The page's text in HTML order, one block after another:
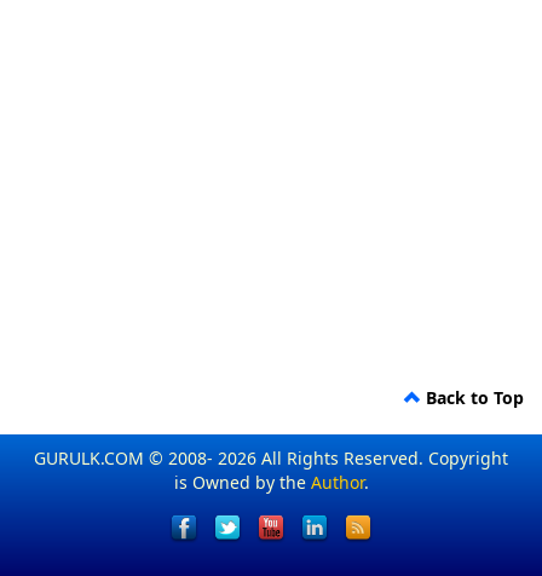
Back to Top
GURULK.COM © 2008- 2026 All Rights Reserved. Copyright
is Owned by the Author.